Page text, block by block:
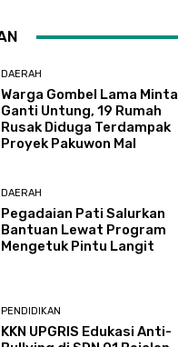
DAERAH
Warga Gombel Lama Minta
Ganti Untung, 19 Rumah
Rusak Diduga Terdampak
Proyek Pakuwon Mal
DAERAH
Pegadaian Pati Salurkan
Bantuan Lewat Program
Mengetuk Pintu Langit
PENDIDIKAN
KKN UPGRIS Edukasi Anti-